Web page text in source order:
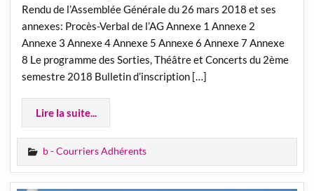
Rendu de l’Assemblée Générale du 26 mars 2018 et ses
annexes: Procès-Verbal de l’AG Annexe 1 Annexe 2
Annexe 3 Annexe 4 Annexe 5 Annexe 6 Annexe 7 Annexe
8 Le programme des Sorties, Théâtre et Concerts du 2ème
semestre 2018 Bulletin d’inscription […]
Lire la suite...
b - Courriers Adhérents